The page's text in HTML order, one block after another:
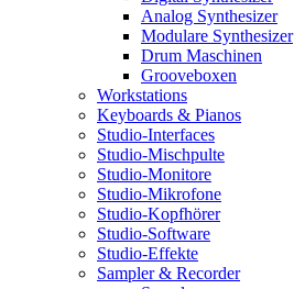
Analog Synthesizer
Modulare Synthesizer
Drum Maschinen
Grooveboxen
Workstations
Keyboards & Pianos
Studio-Interfaces
Studio-Mischpulte
Studio-Monitore
Studio-Mikrofone
Studio-Kopfhörer
Studio-Software
Studio-Effekte
Sampler & Recorder